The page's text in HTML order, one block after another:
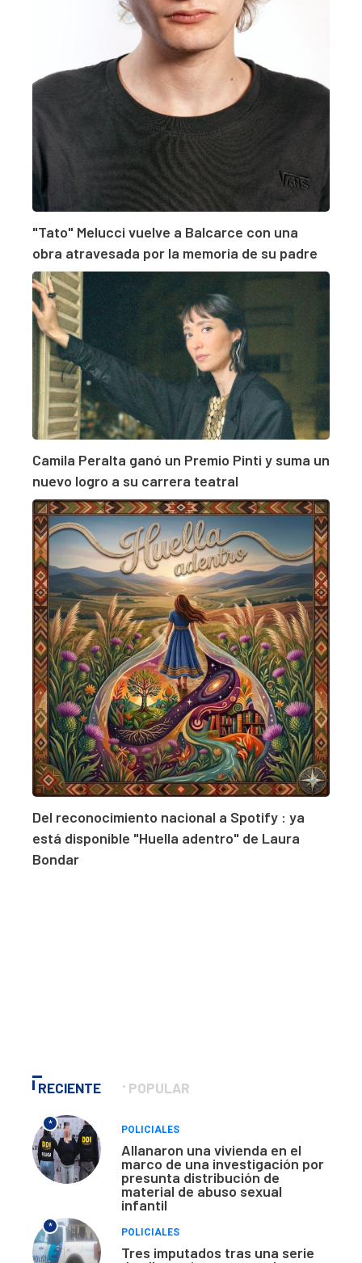
"Tato" Melucci vuelve a Balcarce con una
obra atravesada por la memoria de su padre
Camila Peralta ganó un Premio Pinti y suma un
nuevo logro a su carrera teatral
Del reconocimiento nacional a Spotify : ya
está disponible "Huella adentro" de Laura
Bondar
RECIENTE POPULAR
*
POLICIALES
Allanaron una vivienda en el
marco de una investigación por
presunta distribución de
material de abuso sexual
infantil
*
POLICIALES
Tres imputados tras una serie